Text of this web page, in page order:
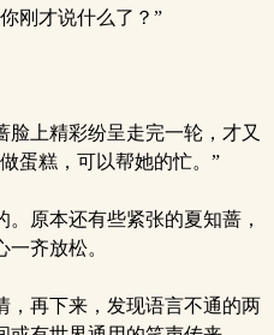
刚才说什么了？”
上精彩纷呈走完一轮，才又
蛋糕，可以帮她的忙。”
原本还有些紧张的夏知蔷，
齐放松。
再下来，发现语言不通的两